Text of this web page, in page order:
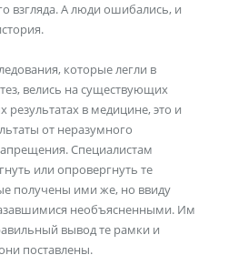
взгляда. А люди ошибались, и
которые легли в
велись на существующих
результатах в медицине, это и
от неразумного
Специалистам
или опровергнуть те
получены ими же, но ввиду
необъясненными. Им
вывод те рамки и
поставлены.